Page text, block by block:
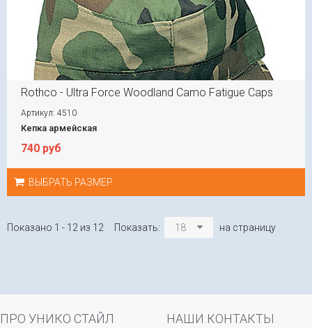
Rothco - Ultra Force Woodland Camo Fatigue Caps
Артикул: 4510
Кепка армейская
740 руб
ВЫБРАТЬ РАЗМЕР
Показано 1 - 12 из 12 Показать: 18 на страницу
ПРО УНИКО СТАЙЛ НАШИ КОНТАКТЫ